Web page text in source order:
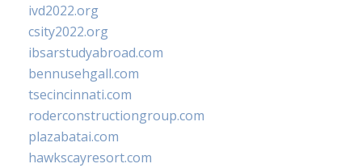
ivd2022.org
csity2022.org
ibsarstudyabroad.com
bennusehgall.com
tsecincinnati.com
roderconstructiongroup.com
plazabatai.com
hawkscayresort.com